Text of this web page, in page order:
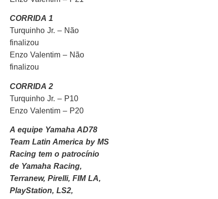
CORRIDA 1
Turquinho Jr. – Não
finalizou
Enzo Valentim – Não
finalizou
CORRIDA 2
Turquinho Jr. – P10
Enzo Valentim – P20
A equipe Yamaha AD78
Team Latin America by MS
Racing tem o patrocínio
de Yamaha Racing,
Terranew, Pirelli, FIM LA,
PlayStation, LS2,